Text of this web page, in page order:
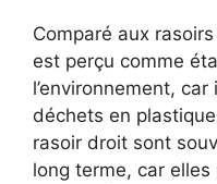
Comparé aux
est perçu comme
l’environnement,
déchets en
rasoir droit sont
long terme, car